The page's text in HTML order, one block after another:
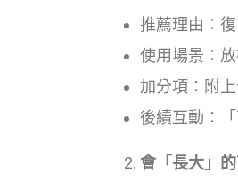
推薦理由：
使用場景：
加分項：附
後續互動：
會「長大」